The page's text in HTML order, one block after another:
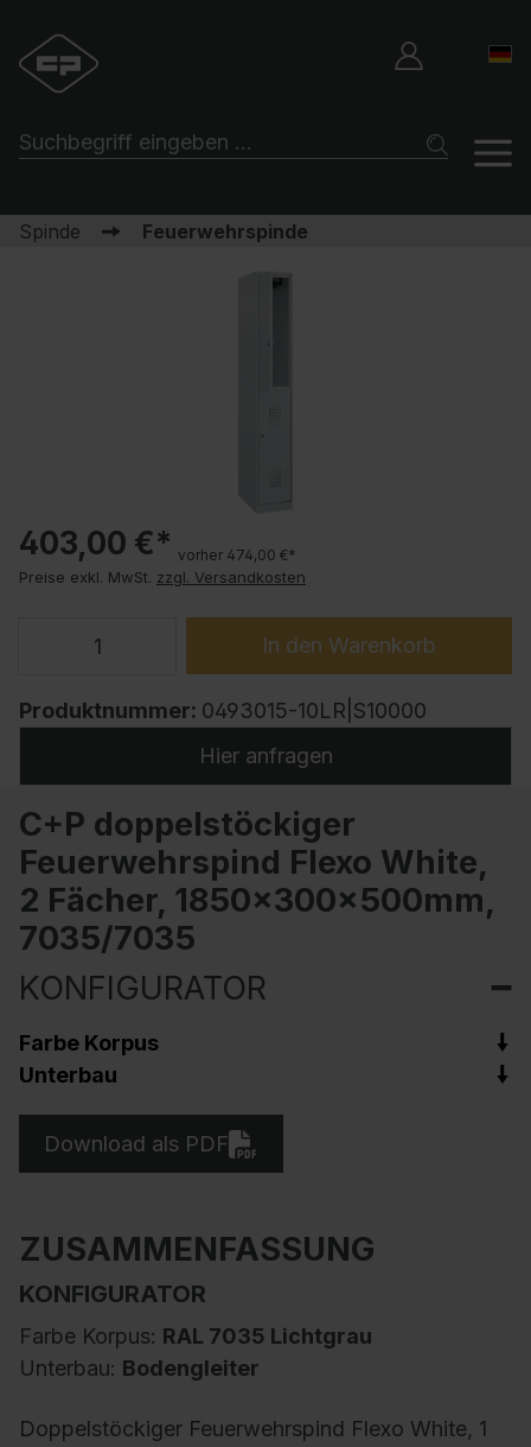
Spinde Feuerwehrspinde
403,00 €* vorher 474,00 €*
Preise exkl. MwSt. zzgl. Versandkosten
In den Warenkorb
Produktnummer: 0493015-10LR|S10000
Hier anfragen
C+P doppelstöckiger
Feuerwehrspind Flexo White,
2 Fächer, 1850x300x500mm,
7035/7035
KONFIGURATOR
Farbe Korpus
Unterbau
Download als PDF
ZUSAMMENFASSUNG
KONFIGURATOR
Farbe Korpus: RAL 7035 Lichtgrau
Unterbau: Bodengleiter
Doppelstöckiger Feuerwehrspind Flexo White, 1